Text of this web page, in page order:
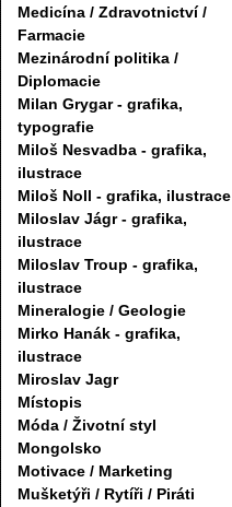
Medicína / Zdravotnictví /
Farmacie
Mezinárodní politika /
Diplomacie
Milan Grygar - grafika,
typografie
Miloš Nesvadba - grafika,
ilustrace
Miloš Noll - grafika, ilustrace
Miloslav Jágr - grafika,
ilustrace
Miloslav Troup - grafika,
ilustrace
Mineralogie / Geologie
Mirko Hanák - grafika,
ilustrace
Miroslav Jagr
Místopis
Móda / Životní styl
Mongolsko
Motivace / Marketing
Mušketýři / Rytíři / Piráti